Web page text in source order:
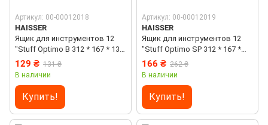
Артикул: 00-00012018
HAISSER
Ящик для инструментов 12
"Stuff Optimo B 312 * 167 * 130
Haisser
129 ₴ 131 ₴
В наличии
Купить!
Артикул: 00-00012019
HAISSER
Ящик для инструментов 12
"Stuff Optimo SP 312 * 167 *
130 Haisser
166 ₴ 262 ₴
В наличии
Купить!